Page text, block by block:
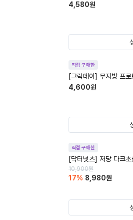
4,580원
직접 구매한
[그릭데이] 무지방 프
4,600원
직접 구매한
[닥터넛츠] 저당 다크
10,900원
17% 8,980원